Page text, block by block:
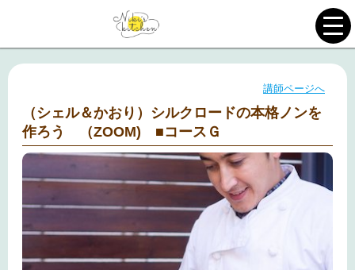
講師ページへ
（シェル＆かおり）シルクロードの本格ノンを
作ろう （ZOOM) ■コースＧ